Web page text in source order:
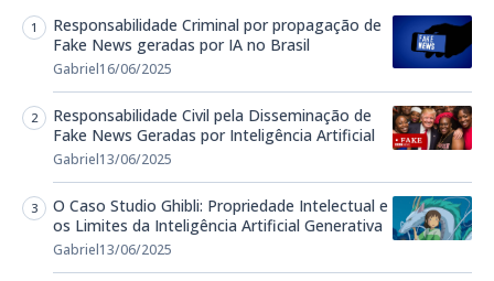
Responsabilidade Criminal por propagação de
Fake News geradas por IA no Brasil
Gabriel16/06/2025
Responsabilidade Civil pela Disseminação de
Fake News Geradas por Inteligência Artificial
Gabriel13/06/2025
O Caso Studio Ghibli: Propriedade Intelectual e
os Limites da Inteligência Artificial Generativa
Gabriel13/06/2025